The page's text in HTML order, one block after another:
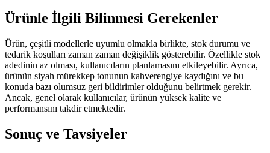
Ürünle İlgili Bilinmesi Gerekenler
Ürün, çeşitli modellerle uyumlu olmakla birlikte, stok durumu ve
tedarik koşulları zaman zaman değişiklik gösterebilir. Özellikle stok
adedinin az olması, kullanıcıların planlamasını etkileyebilir. Ayrıca,
ürünün siyah mürekkep tonunun kahverengiye kaydığını ve bu
konuda bazı olumsuz geri bildirimler olduğunu belirtmek gerekir.
Ancak, genel olarak kullanıcılar, ürünün yüksek kalite ve
performansını takdir etmektedir.
Sonuç ve Tavsiyeler